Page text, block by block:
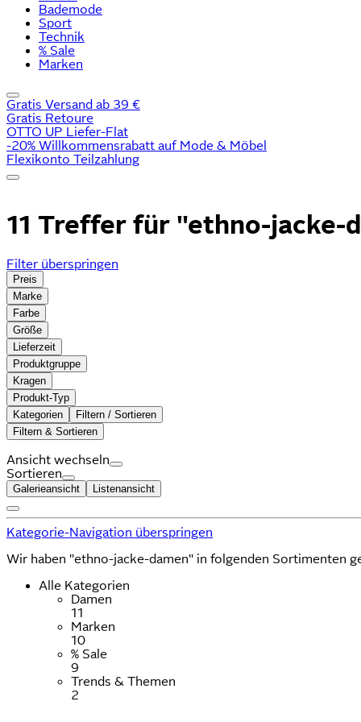
Bademode
Sport
Technik
% Sale
Marken
Gratis Versand ab 39 €
Gratis Retoure
OTTO UP Liefer-Flat
-20% Willkommensrabatt auf Mode & Möbel
Flexikonto Teilzahlung
11 Treffer für "ethno-jacke-
Filter überspringen
Preis
Marke
Farbe
Größe
Lieferzeit
Produktgruppe
Kragen
Produkt-Typ
Kategorien
Filtern / Sortieren
Filtern & Sortieren
Ansicht wechseln
Sortieren
Galerieansicht Listenansicht
Kategorie-Navigation überspringen
Wir haben "ethno-jacke-damen" in folgenden Sortimenten
Alle Kategorien
Damen
11
Marken
10
% Sale
9
Trends & Themen
2